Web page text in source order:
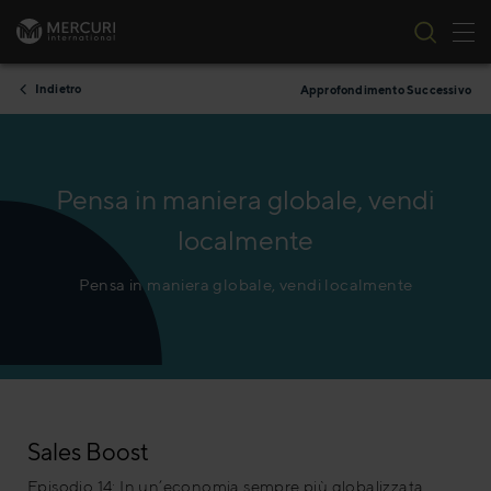
Vai al contenuto
Indietro Approfondimento Successivo
Pensa in maniera globale, vendi
localmente
Pensa in maniera globale, vendi localmente
Sales Boost
Episodio 14: In un’economia sempre più globalizzata,